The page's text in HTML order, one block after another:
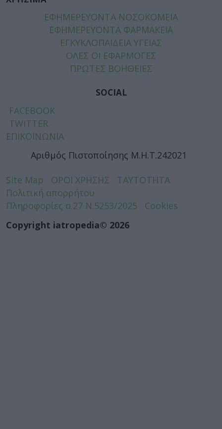
ΕΦΗΜΕΡΕΥΟΝΤΑ ΝΟΣΟΚΟΜΕΙΑ
ΕΦΗΜΕΡΕΥΟΝΤΑ ΦΑΡΜΑΚΕΙΑ
ΕΓΚΥΚΛΟΠΑΙΔΕΙΑ ΥΓΕΙΑΣ
ΟΛΕΣ ΟΙ ΕΦΑΡΜΟΓΕΣ
ΠΡΩΤΕΣ ΒΟΗΘΕΙΕΣ
SOCIAL
FACEBOOK
TWITTER
ΕΠΙΚΟΙΝΩΝΙΑ
Αριθμός Πιστοποίησης Μ.Η.Τ.242021
Site Map ΟΡΟΙ ΧΡΗΣΗΣ
ΤΑΥΤΟΤΗΤΑ
Πολιτική απορρήτου
Πληροφορίες α.27 Ν.5253/2025
Cookies
Copyright iatropedia© 2026